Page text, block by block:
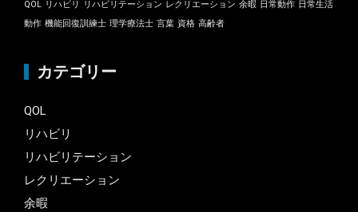
QOL リハビリ リハビリテーション レクリエーション 余暇 日常動作 日常生活
動作 機能回復訓練士 理学療法士 言葉 資格 高齢者
カテゴリー
QOL
リハビリ
リハビリテーション
レクリエーション
余暇